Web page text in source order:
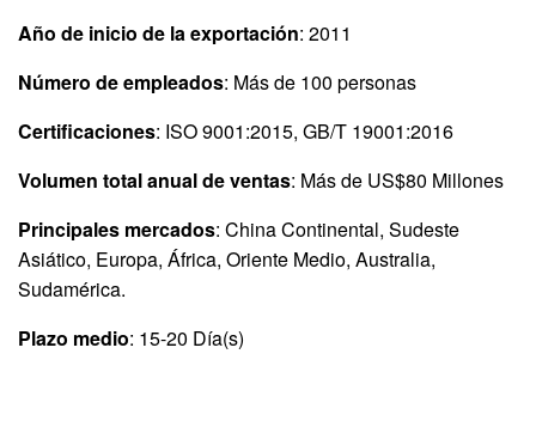
Año de inicio de la exportación: 2011
Número de empleados: Más de 100 personas
Certificaciones: ISO 9001:2015, GB/T 19001:2016
Volumen total anual de ventas: Más de US$80 Millones
Principales mercados: China Continental, Sudeste
Asiático, Europa, África, Oriente Medio, Australia,
Sudamérica.
Plazo medio: 15-20 Día(s)